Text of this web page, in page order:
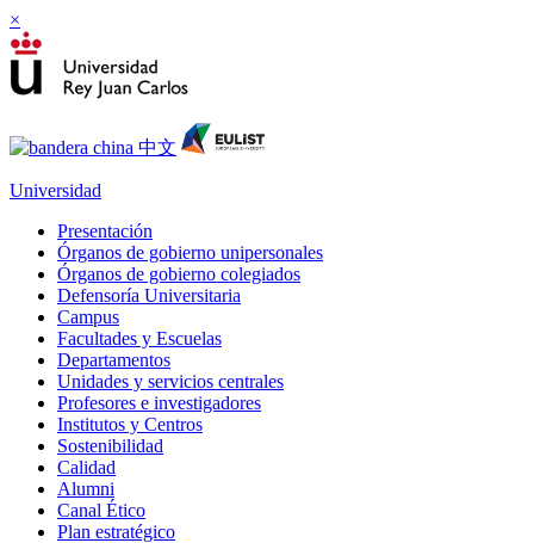
×
Universidad
Presentación
Órganos de gobierno unipersonales
Órganos de gobierno colegiados
Defensoría Universitaria
Campus
Facultades y Escuelas
Departamentos
Unidades y servicios centrales
Profesores e investigadores
Institutos y Centros
Sostenibilidad
Calidad
Alumni
Canal Ético
Plan estratégico